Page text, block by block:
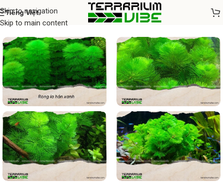
Skip to navigation
Skip to main content
Tiếng Việt
Home/Cây thủy sinh